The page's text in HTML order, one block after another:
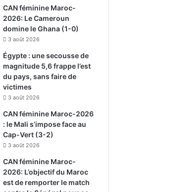
CAN féminine Maroc-
2026: Le Cameroun
domine le Ghana (1-0)
3 août 2026
Égypte : une secousse de
magnitude 5,6 frappe l’est
du pays, sans faire de
victimes
3 août 2026
CAN féminine Maroc-2026
: le Mali s’impose face au
Cap-Vert (3-2)
3 août 2026
CAN féminine Maroc-
2026: L’objectif du Maroc
est de remporter le match